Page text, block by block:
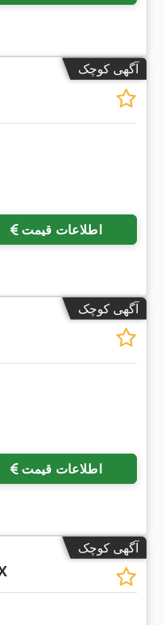
آگهی کوچک
اطلاعات قیمت
آگهی کوچک
اطلاعات قیمت
آگهی کوچک